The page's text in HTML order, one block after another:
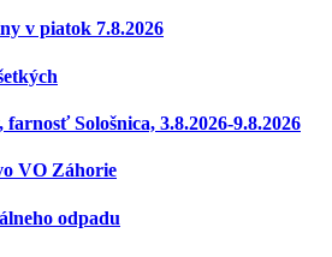
v piatok 7.8.2026
farnosť Sološnica, 3.8.2026-9.8.2026
VO Záhorie
odpadu